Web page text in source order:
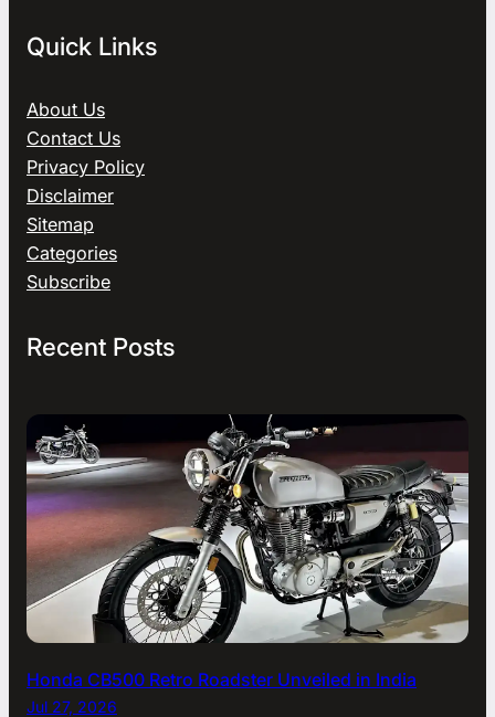
Quick Links
About Us
Contact Us
Privacy Policy
Disclaimer
Sitemap
Categories
Subscribe
Recent Posts
Honda CB500 Retro Roadster Unveiled in India
Jul 27, 2026